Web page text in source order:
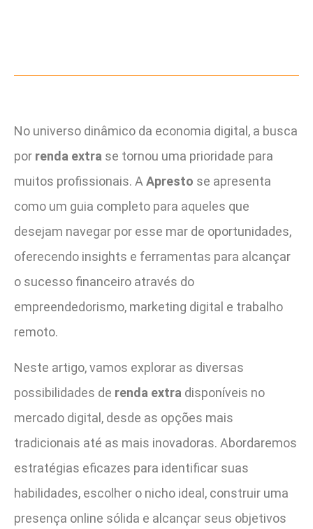
No universo dinâmico da economia digital, a busca
por renda extra se tornou uma prioridade para
muitos profissionais. AApresto se apresenta
como um guia completo para aqueles que
desejam navegar por esse mar de oportunidades,
oferecendo insights e ferramentas para alcançar
o sucesso financeiro através do
empreendedorismo, marketing digital e trabalho
remoto.
Neste artigo, vamos explorar as diversas
possibilidades de renda extra disponíveis no
mercado digital, desde as opções mais
tradicionais até as mais inovadoras. Abordaremos
estratégias eficazes para identificar suas
habilidades, escolher o nicho ideal, construir uma
presença online sólida e alcançar seus objetivos